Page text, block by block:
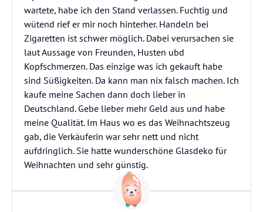
wartete, habe ich den Stand verlassen. Fuchtig und
wütend rief er mir noch hinterher. Handeln bei
Zigaretten ist schwer möglich. Dabei verursachen sie
laut Aussage von Freunden, Husten ubd
Kopfschmerzen. Das einzige was ich gekauft habe
sind Süßigkeiten. Da kann man nix falsch machen. Ich
kaufe meine Sachen dann doch lieber in
Deutschland. Gebe lieber mehr Geld aus und habe
meine Qualität. Im Haus wo es das Weihnachtszeug
gab, die Verkäuferin war sehr nett und nicht
aufdringlich. Sie hatte wunderschöne Glasdeko für
Weihnachten und sehr günstig.